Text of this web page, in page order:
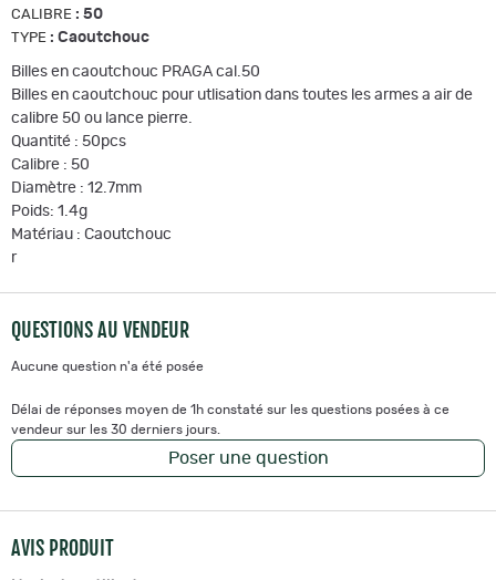
CALIBRE : 50
TYPE : Caoutchouc
Billes en caoutchouc PRAGA cal.50
Billes en caoutchouc pour utlisation dans toutes les armes a air de
calibre 50 ou lance pierre.
Quantité : 50pcs
Calibre : 50
Diamètre : 12.7mm
Poids: 1.4g
Matériau : Caoutchouc
r
QUESTIONS AU VENDEUR
Aucune question n'a été posée
Délai de réponses moyen de 1h constaté sur les questions posées à ce
vendeur sur les 30 derniers jours.
Poser une question
AVIS PRODUIT